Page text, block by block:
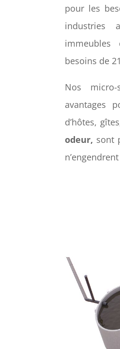
pour les
industries
immeubles
besoins de
Nos micro-
avantages
d’hôtes,
odeur, sont